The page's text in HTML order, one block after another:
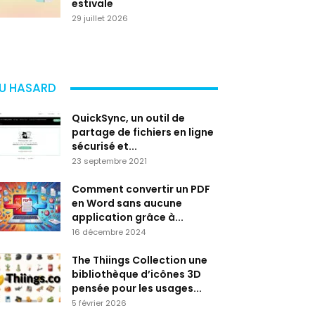
estivale
29 juillet 2026
HASARD
QuickSync, un outil de
partage de fichiers en ligne
sécurisé et...
23 septembre 2021
Comment convertir un PDF
en Word sans aucune
application grâce à...
16 décembre 2024
The Thiings Collection une
bibliothèque d’icônes 3D
pensée pour les usages...
5 février 2026